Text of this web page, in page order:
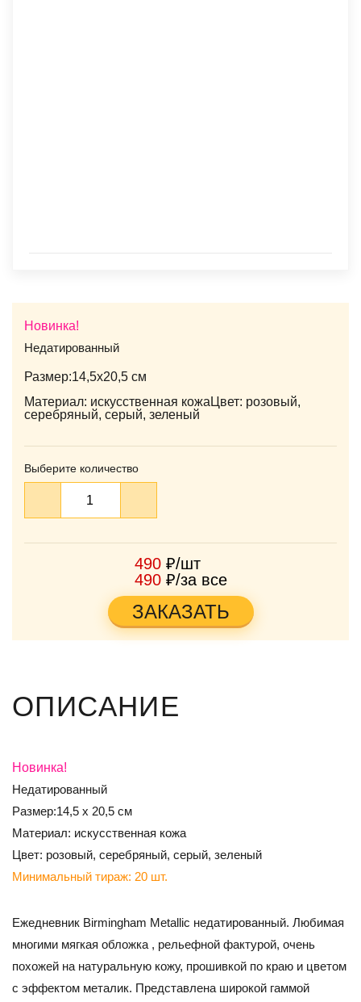
Новинка!
Недатированный
Размер:14,5х20,5 см
Материал: искусственная кожаЦвет: розовый,
серебряный, серый, зеленый
Выберите количество
490 ₽/шт
490 ₽/за все
ЗАКАЗАТЬ
ОПИСАНИЕ
Новинка!
Недатированный
Размер:14,5 х 20,5 см
Материал: искусственная кожа
Цвет: розовый, серебряный, серый, зеленый
Минимальный тираж: 20 шт.
Ежедневник Birmingham Metallic недатированный. Любимая
многими мягкая обложка , рельефной фактурой, очень
похожей на натуральную кожу, прошивкой по краю и цветом
с эффектом металик. Представлена широкой гаммой